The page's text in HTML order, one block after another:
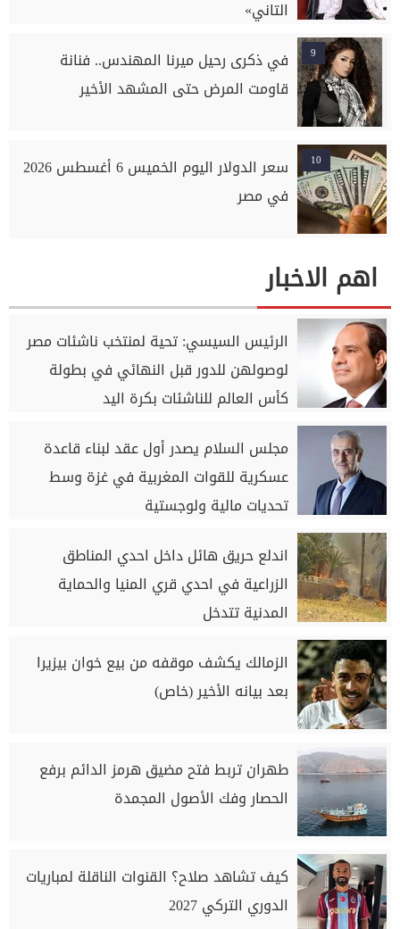
التاني»
9
في ذكرى رحيل ميرنا المهندس.. فنانة
قاومت المرض حتى المشهد الأخير
10
سعر الدولار اليوم الخميس 6 أغسطس 2026
في مصر
اهم الاخبار
الرئيس السيسي: تحية لمنتخب ناشئات مصر
لوصولهن للدور قبل النهائي في بطولة
كأس العالم للناشئات بكرة اليد
مجلس السلام يصدر أول عقد لبناء قاعدة
عسكرية للقوات المغربية في غزة وسط
تحديات مالية ولوجستية
اندلع حريق هائل داخل احدي المناطق
الزراعية في احدي قري المنيا والحماية
المدنية تتدخل
الزمالك يكشف موقفه من بيع خوان بيزيرا
بعد بيانه الأخير (خاص)
طهران تربط فتح مضيق هرمز الدائم برفع
الحصار وفك الأصول المجمدة
كيف تشاهد صلاح؟ القنوات الناقلة لمباريات
الدوري التركي 2027